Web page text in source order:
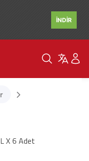
İNDİR
X 6 Adet